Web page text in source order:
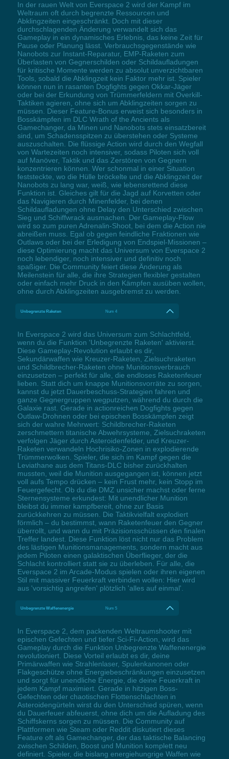
In der rauen Welt von Everspace 2 wird der Kampf im
Weltraum oft durch begrenzte Ressourcen und
Abklingzeiten eingeschränkt. Doch mit dieser
durchschlagenden Änderung verwandelt sich das
Gameplay in ein dynamisches Erlebnis, das keine Zeit für
Pause oder Planung lässt. Verbrauchsgegenstände wie
Nanobots zur Instant-Reparatur, EMP-Raketen zum
Überlasten von Gegnerschilden oder Schildaufladungen
für kritische Momente werden zu absolut unverzichtbaren
Tools, sobald die Abklingzeit kein Faktor mehr ist. Spieler
können nun in rasanten Dogfights gegen Okkar-Jäger
oder bei der Erkundung von Trümmerfeldern mit Overkill-
Taktiken agieren, ohne sich um Abklingzeiten sorgen zu
müssen. Dieser Feature-Bonus erweist sich besonders in
Bosskämpfen im DLC Wrath of the Ancients als
Gamechanger, da Minen und Nanobots stets einsatzbereit
sind, um Schadensspitzen zu überstehen oder Systeme
auszuschalten. Die flüssige Action wird durch den Wegfall
von Wartezeiten noch intensiver, sodass Piloten sich voll
auf Manöver, Taktik und das Zerstören von Gegnern
konzentrieren können. Wer schonmal in einer Situation
feststeckte, wo die Hülle bröckelte und die Abklingzeit der
Nanobots zu lang war, weiß, wie lebensrettend diese
Funktion ist. Gleiches gilt für die Jagd auf Korvetten oder
das Navigieren durch Minenfelder, bei denen
Schildaufladungen ohne Delay den Unterschied zwischen
Sieg und Schiffwrack ausmachen. Der Gameplay-Flow
wird so zum puren Adrenalin-Shoot, bei dem die Action nie
abreißen muss. Egal ob gegen feindliche Fraktionen wie
Outlaws oder bei der Erledigung von Endspiel-Missionen –
diese Optimierung macht das Universum von Everspace 2
noch lebendiger, noch intensiver und definitiv noch
spaßiger. Die Community feiert diese Änderung als
Meilenstein für alle, die ihre Strategien flexibler gestalten
oder einfach mehr Druck in den Kämpfen ausüben wollen,
ohne durch Abklingzeiten ausgebremst zu werden.
Unbegrenzte Raketen Num 4
In Everspace 2 wird das Universum zum Schlachtfeld,
wenn du die Funktion 'Unbegrenzte Raketen' aktivierst.
Diese Gameplay-Revolution erlaubt es dir,
Sekundärwaffen wie Kreuzer-Raketen, Zielsuchraketen
und Schildbrecher-Raketen ohne Munitionsverbrauch
einzusetzen – perfekt für alle, die endloses Raketenfeuer
lieben. Statt dich um knappe Munitionsvorräte zu sorgen,
kannst du jetzt Dauerbeschuss-Strategien fahren und
ganze Gegnergruppen wegputzen, während du durch die
Galaxie rast. Gerade in actionreichen Dogfights gegen
Outlaw-Drohnen oder bei epischen Bosskämpfen zeigt
sich der wahre Mehrwert: Schildbrecher-Raketen
zerschmettern titanische Abwehrsysteme, Zielsuchraketen
verfolgen Jäger durch Asteroidenfelder, und Kreuzer-
Raketen verwandeln Hochrisiko-Zonen in explodierende
Trümmerwolken. Spieler, die sich im Kampf gegen die
Leviathane aus dem Titans-DLC bisher zurückhalten
mussten, weil die Munition ausgegangen ist, können jetzt
voll aufs Tempo drücken – kein Frust mehr, kein Stopp im
Feuergefecht. Ob du die DMZ unsicher machst oder ferne
Sternensysteme erkundest: Mit unendlicher Munition
bleibst du immer kampfbereit, ohne zur Basis
zurückkehren zu müssen. Die Taktikvielfalt explodiert
förmlich – du bestimmst, wann Raketenfeuer den Gegner
überrollt, und wann du mit Präzisionsschüssen den finalen
Treffer landest. Diese Funktion löst nicht nur das Problem
des lästigen Munitionsmanagements, sondern macht aus
jedem Piloten einen galaktischen Überflieger, der die
Schlacht kontrolliert statt sie zu überleben. Für alle, die
Everspace 2 im Arcade-Modus spielen oder ihren eigenen
Stil mit massiver Feuerkraft verbinden wollen: Hier wird
aus 'vorsichtig angreifen' plötzlich 'alles auf einmal'.
Unbegrenzte Waffenenergie Num 5
In Everspace 2, dem packenden Weltraumshooter mit
epischen Gefechten und tiefer Sci-Fi-Action, wird das
Gameplay durch die Funktion Unbegrenzte Waffenenergie
revolutioniert. Diese Vorteil erlaubt es dir, deine
Primärwaffen wie Strahlenlaser, Spulenkanonen oder
Flakgeschütze ohne Energiebeschränkungen einzusetzen
und sorgt für unendliche Energie, die deine Feuerkraft in
jedem Kampf maximiert. Gerade in hitzigen Boss-
Gefechten oder chaotischen Flottenschlachten in
Asteroidengürteln wirst du den Unterschied spüren, wenn
du Dauerfeuer abfeuerst, ohne dich um die Aufladung des
Schiffskerns sorgen zu müssen. Die Community auf
Plattformen wie Steam oder Reddit diskutiert dieses
Feature oft als Gamechanger, der das taktische Balancing
zwischen Schilden, Boost und Munition komplett neu
definiert. Spieler, die bislang energiehungrige Waffen wie